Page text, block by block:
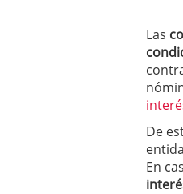
Las
De
En